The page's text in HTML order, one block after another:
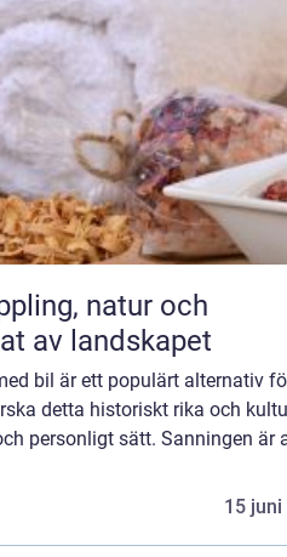
av landskapet
bil är ett populärt alternativ
detta historiskt rika och
personligt sätt. Sanningen är
15 juni